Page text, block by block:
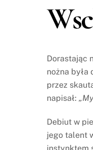
Dorastając
nożna
przez
napisał:
Debiut w
jego talent